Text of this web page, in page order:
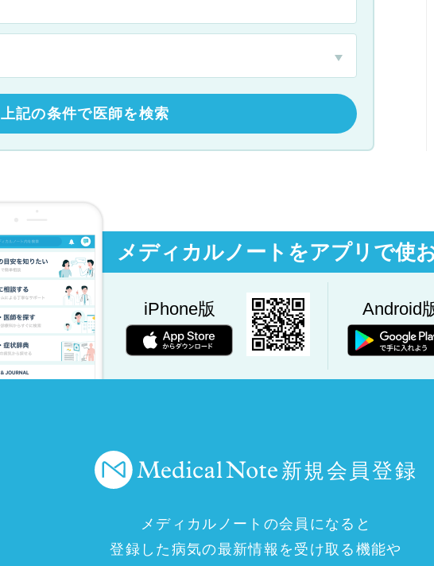
上記の条件で医師を検索
メディカルノートをアプリで使
iPhone版 Android
新規会員登録
メディカルノートの会員になると
登録した病気の最新情報を受け取る機能や